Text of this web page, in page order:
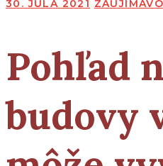
30. JÚLA 2021
Pohľad
budovy